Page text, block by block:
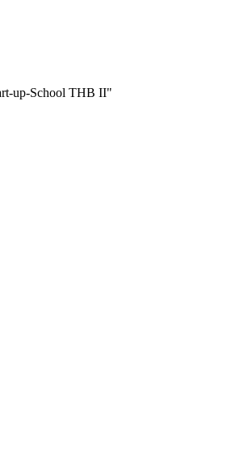
up-School THB II"